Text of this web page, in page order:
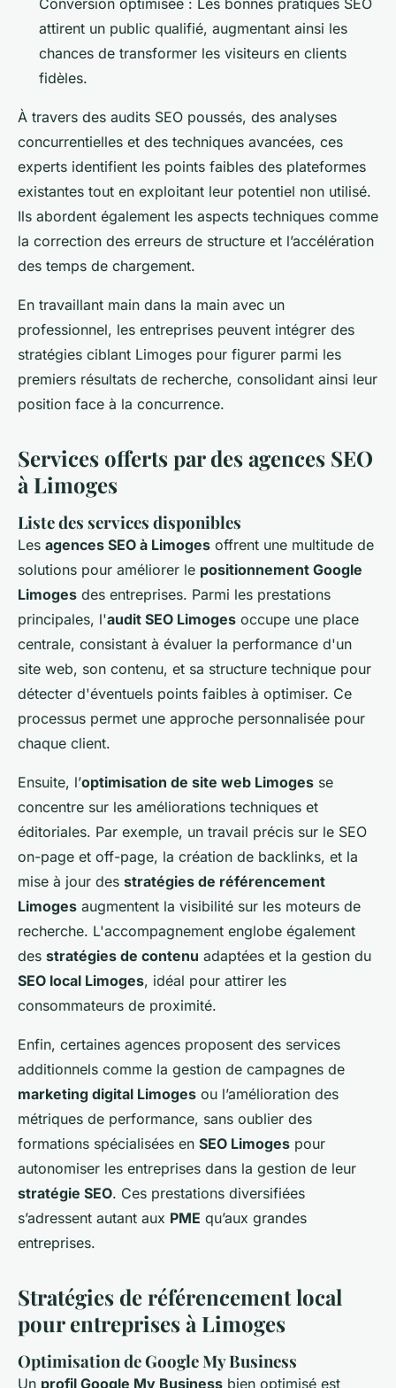
attirent un public qualifié, augmentant ainsi les
chances de transformer les visiteurs en clients
fidèles.
À travers des audits SEO poussés, des analyses
concurrentielles et des techniques avancées, ces
experts identifient les points faibles des plateformes
existantes tout en exploitant leur potentiel non utilisé.
Ils abordent également les aspects techniques comme
la correction des erreurs de structure et l’accélération
des temps de chargement.
En travaillant main dans la main avec un
professionnel, les entreprises peuvent intégrer des
stratégies ciblant Limoges pour figurer parmi les
premiers résultats de recherche, consolidant ainsi leur
position face à la concurrence.
Services offerts par des agences SEO
à Limoges
Liste des services disponibles
Les agences SEO à Limoges offrent une multitude de
solutions pour améliorer le positionnement Google
Limoges des entreprises. Parmi les prestations
principales, l'audit SEO Limoges occupe une place
centrale, consistant à évaluer la performance d'un
site web, son contenu, et sa structure technique pour
détecter d'éventuels points faibles à optimiser. Ce
processus permet une approche personnalisée pour
chaque client.
Ensuite, l’optimisation de site web Limoges se
concentre sur les améliorations techniques et
éditoriales. Par exemple, un travail précis sur le SEO
on-page et off-page, la création de backlinks, et la
mise à jour des stratégies de référencement
Limoges augmentent la visibilité sur les moteurs de
recherche. L'accompagnement englobe également
des stratégies de contenu adaptées et la gestion du
SEO local Limoges, idéal pour attirer les
consommateurs de proximité.
Enfin, certaines agences proposent des services
additionnels comme la gestion de campagnes de
marketing digital Limoges ou l’amélioration des
métriques de performance, sans oublier des
formations spécialisées en SEO Limoges pour
autonomiser les entreprises dans la gestion de leur
stratégie SEO. Ces prestations diversifiées
s’adressent autant aux PME qu’aux grandes
entreprises.
Stratégies de référencement local
pour entreprises à Limoges
Optimisation de Google My Business
Un profil Google My Business bien optimisé est